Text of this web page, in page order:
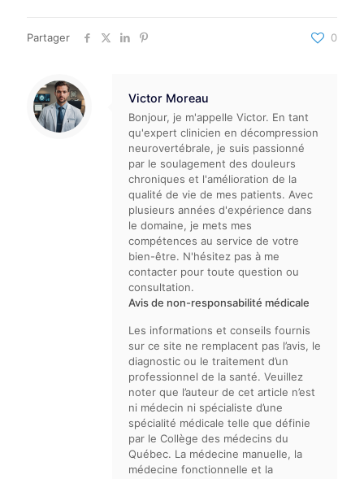
Partager 0
Victor Moreau
Bonjour, je m'appelle Victor. En tant
qu'expert clinicien en décompression
neurovertébrale, je suis passionné
par le soulagement des douleurs
chroniques et l'amélioration de la
qualité de vie de mes patients. Avec
plusieurs années d'expérience dans
le domaine, je mets mes
compétences au service de votre
bien-être. N'hésitez pas à me
contacter pour toute question ou
consultation.
Avis de non-responsabilité médicale
Les informations et conseils fournis
sur ce site ne remplacent pas l’avis, le
diagnostic ou le traitement d’un
professionnel de la santé. Veuillez
noter que l’auteur de cet article n’est
ni médecin ni spécialiste d’une
spécialité médicale telle que définie
par le Collège des médecins du
Québec. La médecine manuelle, la
médecine fonctionnelle et la